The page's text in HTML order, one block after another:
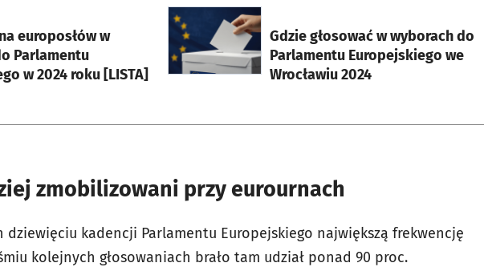
europosłów w
Parlamentu
w 2024 roku [LISTA]
Gdzie głosować w wyborach do
Parlamentu Europejskiego we
Wrocławiu 2024
otworzy się w nowej karcie
zmobilizowani przy eurournach
kadencji Parlamentu Europejskiego największą frekwencję
kolejnych głosowaniach brało tam udział ponad 90 proc.